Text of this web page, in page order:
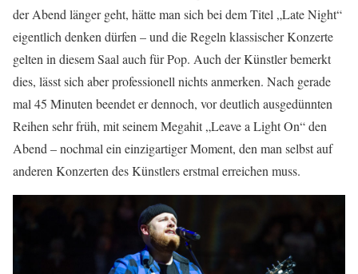
der Abend länger geht, hätte man sich bei dem Titel „Late Night“
eigentlich denken dürfen – und die Regeln klassischer Konzerte
gelten in diesem Saal auch für Pop. Auch der Künstler bemerkt
dies, lässt sich aber professionell nichts anmerken. Nach gerade
mal 45 Minuten beendet er dennoch, vor deutlich ausgedünnten
Reihen sehr früh, mit seinem Megahit „Leave a Light On“ den
Abend – nochmal ein einzigartiger Moment, den man selbst auf
anderen Konzerten des Künstlers erstmal erreichen muss.